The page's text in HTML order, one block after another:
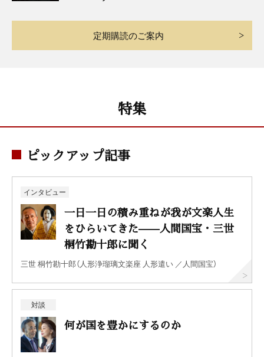
定期購読のご案内
特集
ピックアップ記事
インタビュー
一日一日の積み重ねが我が文楽人生
をひらいてきた——人間国宝・三世
桐竹勘十郎に聞く
三世 桐竹勘十郎（人形浄瑠璃文楽座 人形遣い ／人間国宝）
対談
何が国を豊かにするのか